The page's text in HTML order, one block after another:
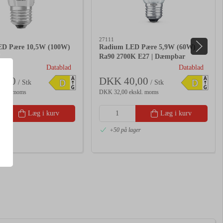
Pære 10,5W (100W)
/ Stk
Datablad
D A
G
moms
Læg i kurv
27111
Radium LED Pære 5,9W (60W)
Ra90 2700K E27 | Dæmpbar
DKK 40,00 / Stk
Datablad
D A
G
DKK 32,00 ekskl. moms
Læg i kurv
+50 på lager